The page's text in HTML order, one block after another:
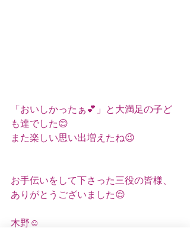
「おいしかったぁ💕」と大満足の子ど
も達でした😊
また楽しい思い出増えたね😉
お手伝いをして下さった三役の皆様、
ありがとうございました😌
木野☺️